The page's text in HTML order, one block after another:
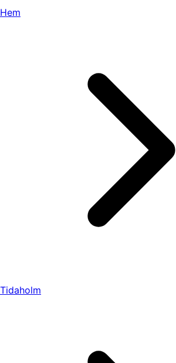
Hem
Tidaholm